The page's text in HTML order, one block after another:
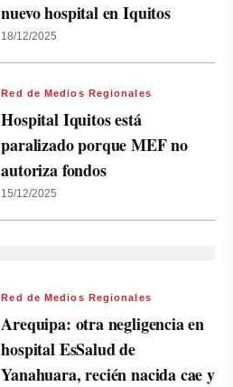
nuevo hospital en Iquitos
18/12/2025
Red de Medios Regionales
Hospital Iquitos está
paralizado porque MEF no
autoriza fondos
15/12/2025
Red de Medios Regionales
Arequipa: otra negligencia en
hospital EsSalud de
Yanahuara, recién nacida cae y